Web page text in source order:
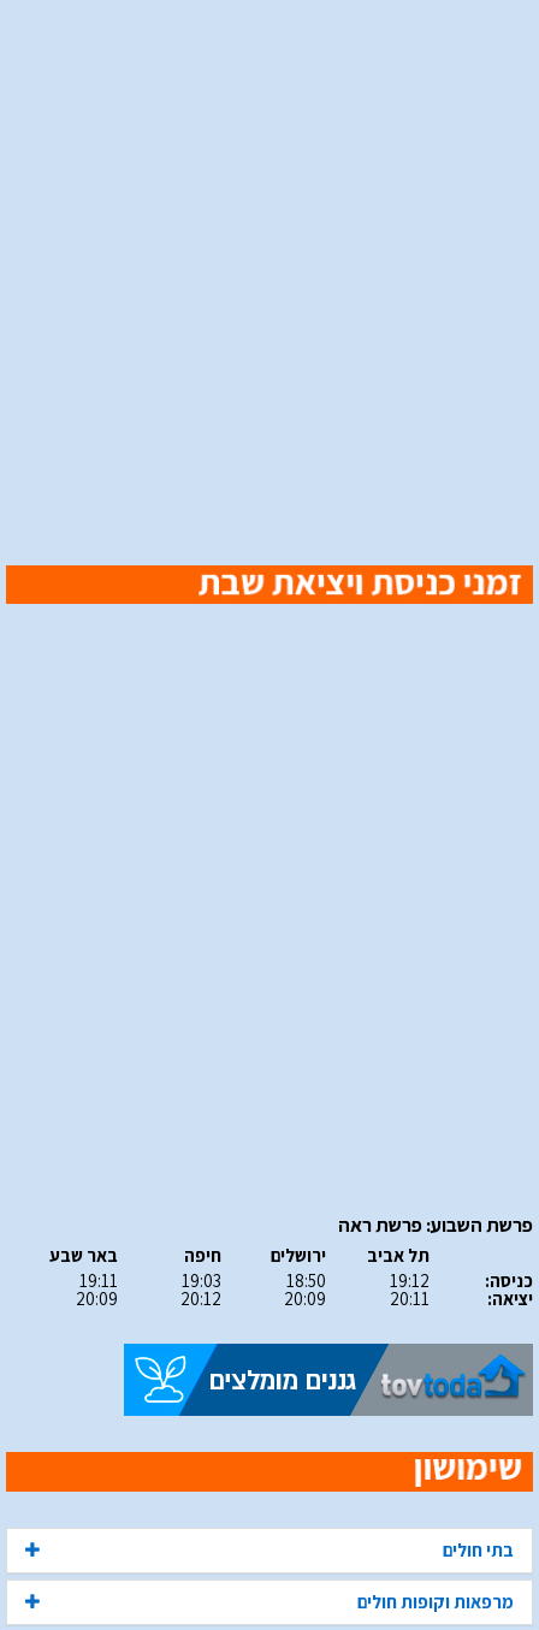
פרשת השבוע: פרשת ראה
כניסה:
יציאה:
תל אביב
19:12
20:11
ירושלים
18:50
20:09
חיפה
19:03
20:12
באר שבע
19:11
20:09
בתי חולים
מרפאות וקופות חולים